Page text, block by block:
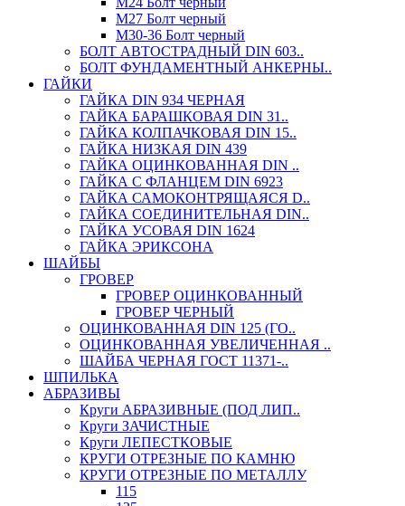
М27 Болт черный
М30-36 Болт черный
БОЛТ АВТОСТРАДНЫЙ DIN 603..
БОЛТ ФУНДАМЕНТНЫЙ АНКЕРНЫ..
ГАЙКИ
ГАЙКА DIN 934 ЧЕРНАЯ
ГАЙКА БАРАШКОВАЯ DIN 31..
ГАЙКА КОЛПАЧКОВАЯ DIN 15..
ГАЙКА НИЗКАЯ DIN 439
ГАЙКА ОЦИНКОВАННАЯ DIN ..
ГАЙКА С ФЛАНЦЕМ DIN 6923
ГАЙКА САМОКОНТРЯЩАЯСЯ D..
ГАЙКА СОЕДИНИТЕЛЬНАЯ DIN..
ГАЙКА УСОВАЯ DIN 1624
ГАЙКА ЭРИКСОНА
ШАЙБЫ
ГРОВЕР
ГРОВЕР ОЦИНКОВАННЫЙ
ГРОВЕР ЧЕРНЫЙ
ОЦИНКОВАННАЯ DIN 125 (ГО..
ОЦИНКОВАННАЯ УВЕЛИЧЕННАЯ ..
ШАЙБА ЧЕРНАЯ ГОСТ 11371-..
ШПИЛЬКА
АБРАЗИВЫ
Круги АБРАЗИВНЫЕ (ПОД ЛИП..
Круги ЗАЧИСТНЫЕ
Круги ЛЕПЕСТКОВЫЕ
КРУГИ ОТРЕЗНЫЕ ПО КАМНЮ
КРУГИ ОТРЕЗНЫЕ ПО МЕТАЛЛУ
115